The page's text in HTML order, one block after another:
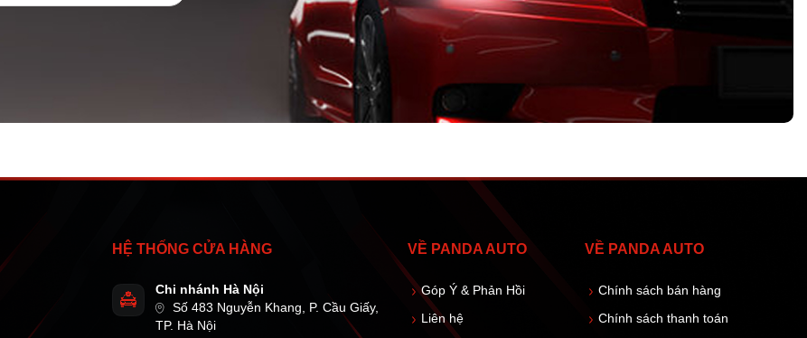
HỆ THỐNG CỬA HÀNG
Chi nhánh Hà Nội
Số 483 Nguyễn Khang, P. Cầu Giấy,
TP. Hà Nội
VỀ PANDA AUTO
Góp Ý & Phản Hồi
Liên hệ
VỀ PANDA AUTO
Chính sách bán hàng
Chính sách thanh toán